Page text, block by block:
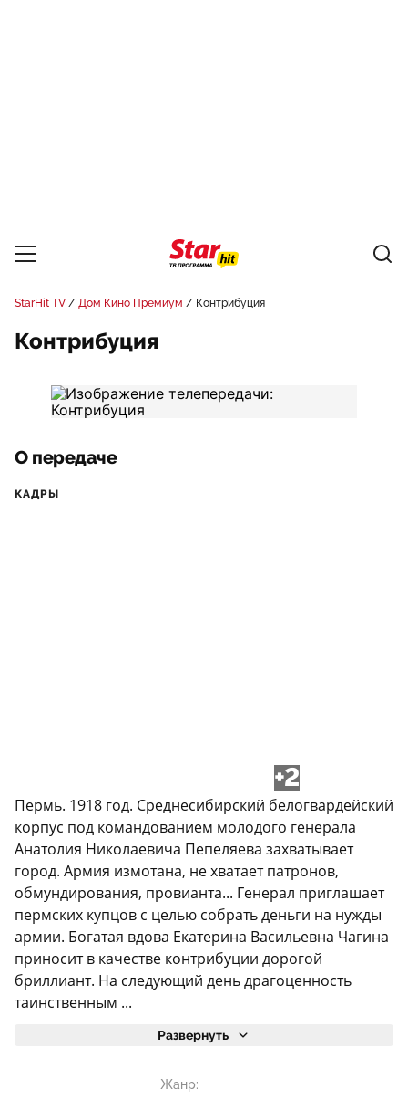
StarHit TV Дом Кино Премиум Контрибуция
Контрибуция
О передаче
КАДРЫ
+2
Пермь. 1918 год. Среднесибирский белогвардейский
корпус под командованием молодого генерала
Анатолия Николаевича Пепеляева захватывает
город. Армия измотана, не хватает патронов,
обмундирования, провианта... Генерал приглашает
пермских купцов с целью собрать деньги на нужды
армии. Богатая вдова Екатерина Васильевна Чагина
приносит в качестве контрибуции дорогой
бриллиант. На следующий день драгоценность
таинственным ...
Развернуть
Жанр: